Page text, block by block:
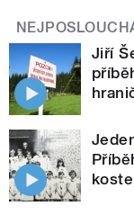
Jiří